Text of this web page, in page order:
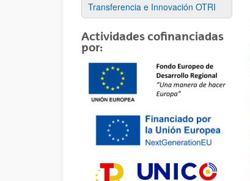
Transferencia e Innovación OTRI
Actividades cofinanciadas
por: